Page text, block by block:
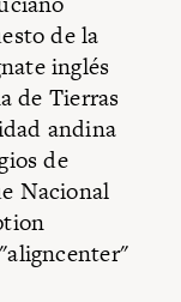
de la
inglés
de Tierras
andina
de
Nacional